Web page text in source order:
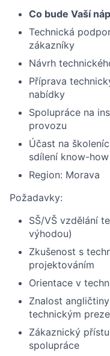
Co bude Vaší
Technická
zákazníky
Návrh
Příprava
nabídky
Spolupráce na
provozu
Účast na
sdílení know-how
Region: Morava
Požadavky:
SŠ/VŠ vzdělání
výhodou)
Zkušenost s
projektováním
Orientace v
Znalost
technickým
Zákaznický
spolupráce